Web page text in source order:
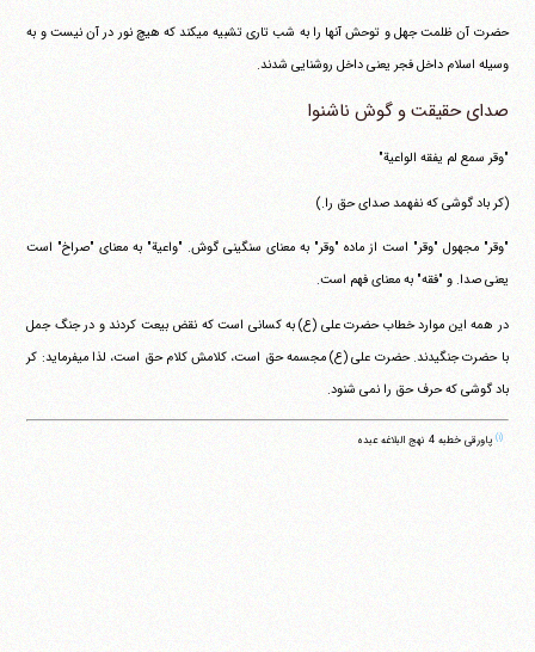
حضرت آن ظلمت جهل و توحش آنها را به شب تاری تشبیه می‎کند که هیچ نور در آن نیست و به
وسیله اسلام داخل فجر یعنی داخل روشنایی شدند.
صدای حقیقت و گوش ناشنوا
"وقر سمع لم یفقه الواعیة"
(کر باد گوشی که نفهمد صدای حق را.)
"وقر" مجهول "وقر" است از ماده "وقر" به معنای سنگینی گوش. "واعیة" به معنای "صراخ" است
یعنی صدا. و "فقه" به معنای فهم است.
در همه این موارد خطاب حضرت علی (ع) به کسانی است که نقض بیعت کردند و در جنگ جمل
با حضرت جنگیدند. حضرت علی (ع) مجسمه حق است، کلامش کلام حق است، لذا می‎فرماید: کر
باد گوشی که حرف حق را نمی شنود.
(۱) پاورقی خطبه 4 نهج البلاغه عبده